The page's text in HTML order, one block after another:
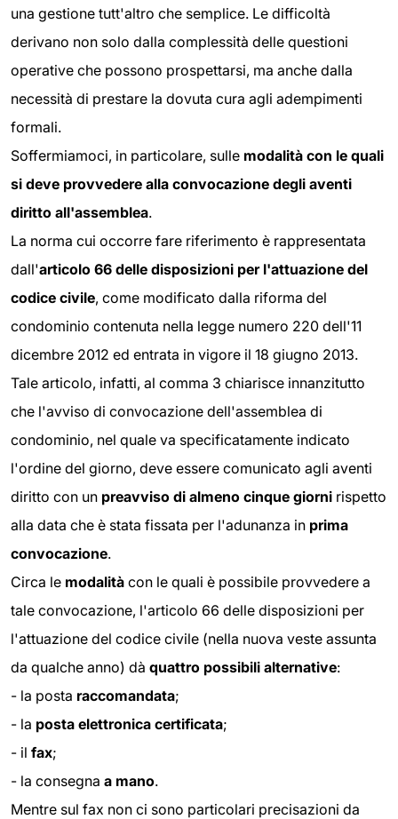
una gestione tutt'altro che semplice. Le difficoltà
derivano non solo dalla complessità delle questioni
operative che possono prospettarsi, ma anche dalla
necessità di prestare la dovuta cura agli adempimenti
formali.
Soffermiamoci, in particolare, sulle modalità con le quali
si deve provvedere alla convocazione degli aventi
diritto all'assemblea.
La norma cui occorre fare riferimento è rappresentata
dall'articolo 66 delle disposizioni per l'attuazione del
codice civile, come modificato dalla riforma del
condominio contenuta nella legge numero 220 dell'11
dicembre 2012 ed entrata in vigore il 18 giugno 2013.
Tale articolo, infatti, al comma 3 chiarisce innanzitutto
che l'avviso di convocazione dell'assemblea di
condominio, nel quale va specificatamente indicato
l'ordine del giorno, deve essere comunicato agli aventi
diritto con un preavviso di almeno cinque giorni rispetto
alla data che è stata fissata per l'adunanza in prima
convocazione.
Circa le modalità con le quali è possibile provvedere a
tale convocazione, l'articolo 66 delle disposizioni per
l'attuazione del codice civile (nella nuova veste assunta
da qualche anno) dà quattro possibili alternative:
- la posta raccomandata;
- la posta elettronica certificata;
- il fax;
- la consegna a mano.
Mentre sul fax non ci sono particolari precisazioni da